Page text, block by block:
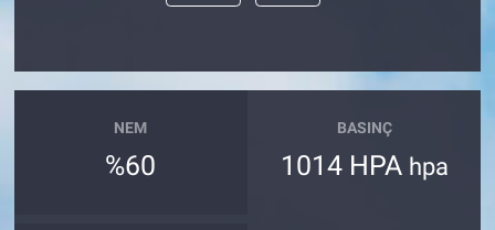
NEM
%60
BASINÇ
1014 HPA hpa